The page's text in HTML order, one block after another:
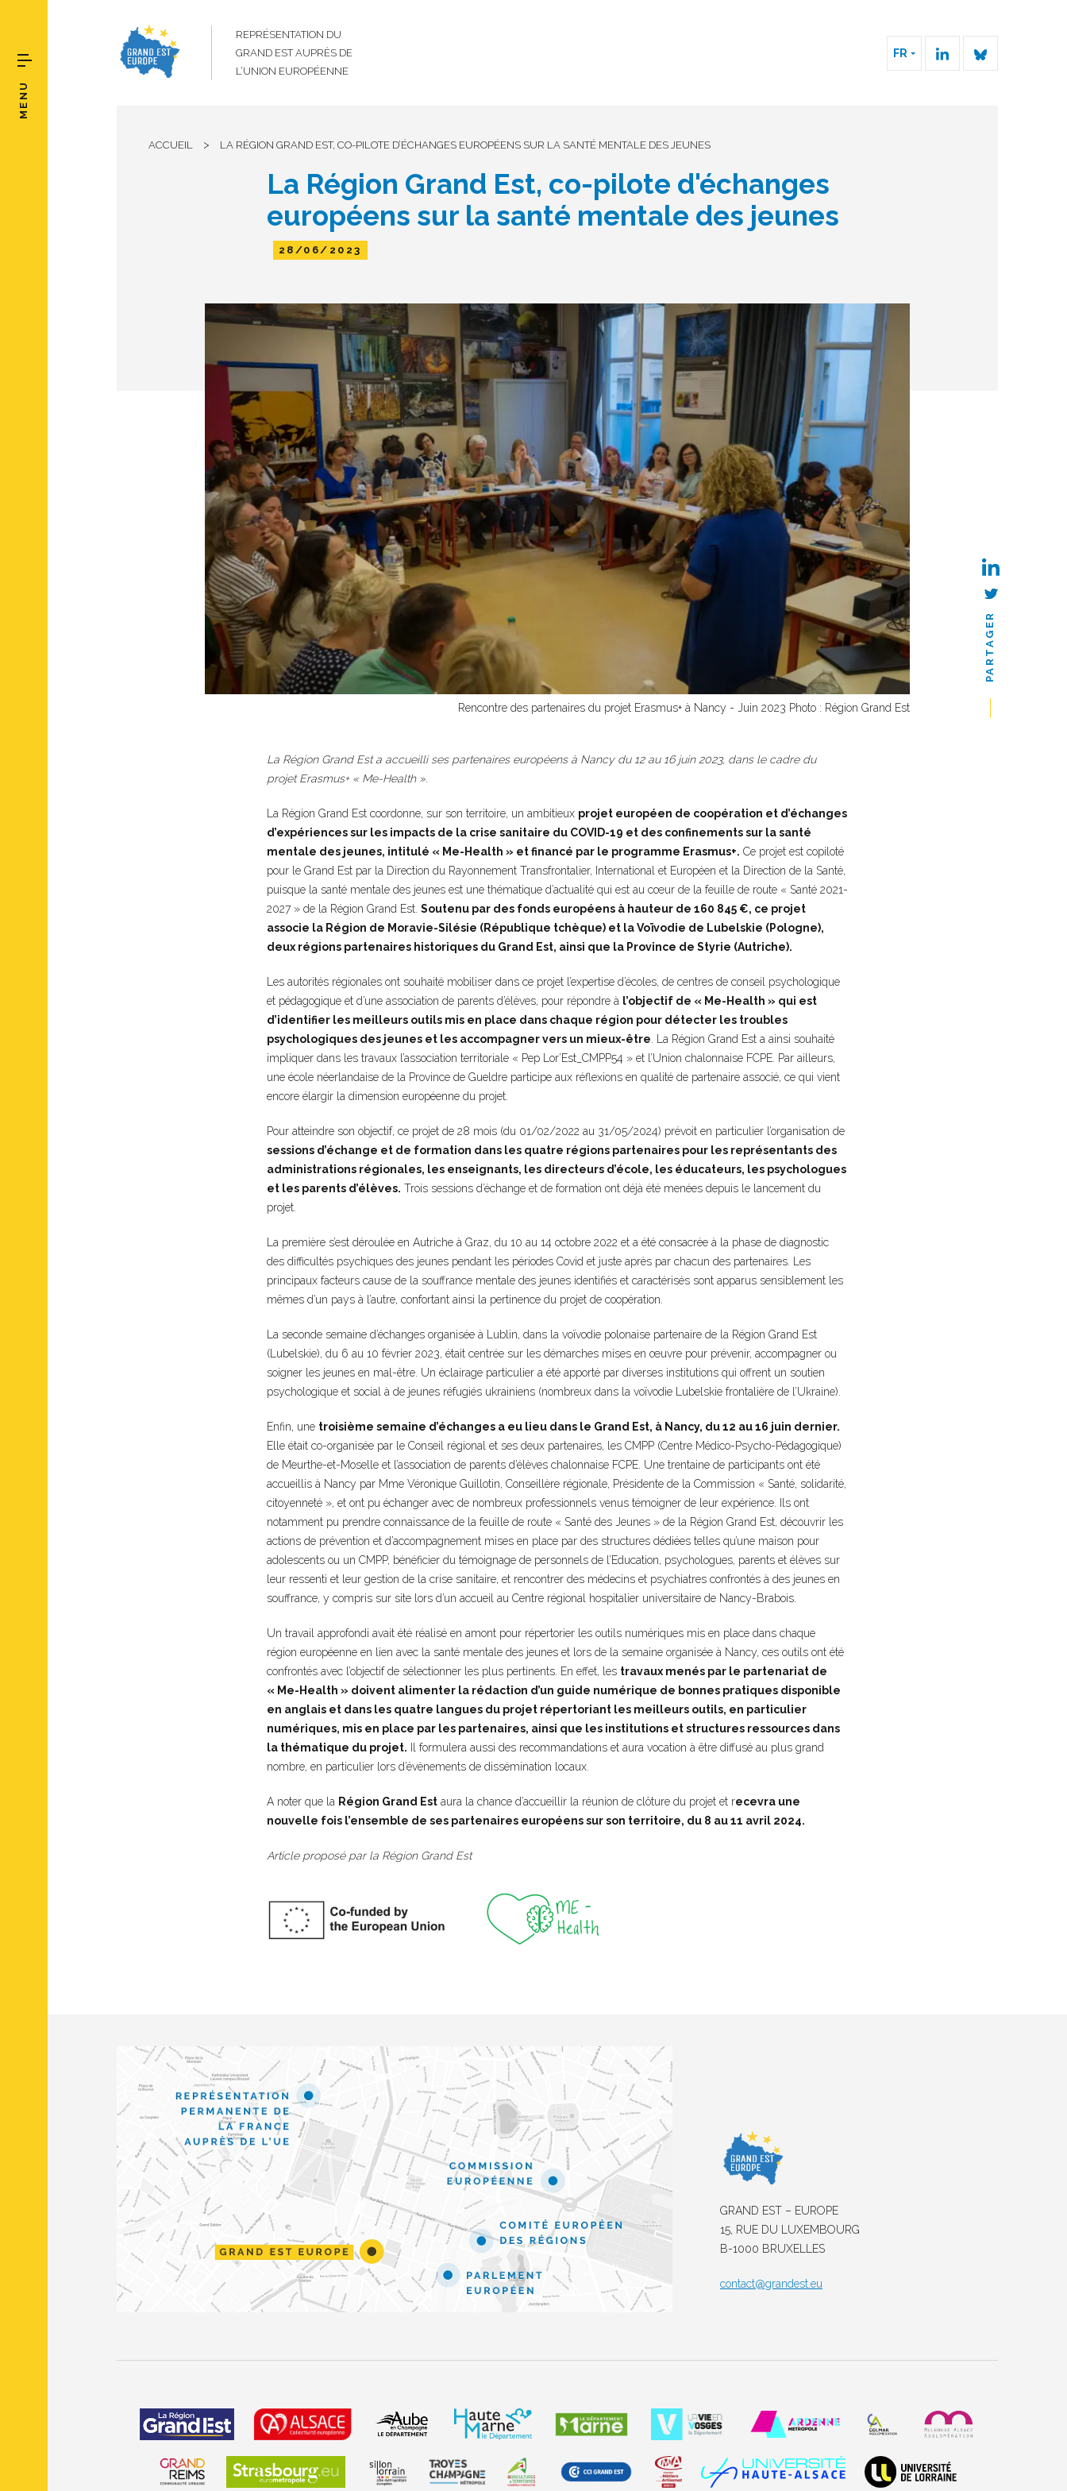
REPRÉSENTATION DU
GRAND EST AUPRÈS DE
L’UNION EUROPÉENNE
FR
MENU
ACCUEIL > LA RÉGION GRAND EST, CO-PILOTE D’ÉCHANGES EUROPÉENS SUR LA SANTÉ MENTALE DES JEUNES
La Région Grand Est, co-pilote d'échanges
européens sur la santé mentale des jeunes
28/06/2023
Rencontre des partenaires du projet Erasmus+ à Nancy - Juin 2023 Photo : Région Grand Est
PARTAGER
La Région Grand Est a accueilli ses partenaires européens à Nancy du 12 au 16 juin 2023, dans le cadre du
projet Erasmus+ « Me-Health ».
La Région Grand Est coordonne, sur son territoire, un ambitieux projet européen de coopération et d’échanges
d’expériences sur les impacts de la crise sanitaire du COVID-19 et des confinements sur la santé
mentale des jeunes, intitulé « Me-Health » et financé par le programme Erasmus+. Ce projet est copiloté
pour le Grand Est par la Direction du Rayonnement Transfrontalier, International et Européen et la Direction de la Santé,
puisque la santé mentale des jeunes est une thématique d’actualité qui est au cœur de la feuille de route « Santé 2021-
2027 » de la Région Grand Est. Soutenu par des fonds européens à hauteur de 160 845 €, ce projet
associe la Région de Moravie-Silésie (République tchèque) et la Voïvodie de Lubelskie (Pologne),
deux régions partenaires historiques du Grand Est, ainsi que la Province de Styrie (Autriche).
Les autorités régionales ont souhaité mobiliser dans ce projet l’expertise d’écoles, de centres de conseil psychologique
et pédagogique et d’une association de parents d’élèves, pour répondre à l’objectif de « Me-Health » qui est
d’identifier les meilleurs outils mis en place dans chaque région pour détecter les troubles
psychologiques des jeunes et les accompagner vers un mieux-être. La Région Grand Est a ainsi souhaité
impliquer dans les travaux l’association territoriale « Pep Lor’Est_CMPP54 » et l’Union chalonnaise FCPE. Par ailleurs,
une école néerlandaise de la Province de Gueldre participe aux réflexions en qualité de partenaire associé, ce qui vient
encore élargir la dimension européenne du projet.
Pour atteindre son objectif, ce projet de 28 mois (du 01/02/2022 au 31/05/2024) prévoit en particulier l’organisation de
sessions d’échange et de formation dans les quatre régions partenaires pour les représentants des
administrations régionales, les enseignants, les directeurs d’école, les éducateurs, les psychologues
et les parents d’élèves. Trois sessions d’échange et de formation ont déjà été menées depuis le lancement du
projet.
La première s’est déroulée en Autriche à Graz, du 10 au 14 octobre 2022 et a été consacrée à la phase de diagnostic
des difficultés psychiques des jeunes pendant les périodes Covid et juste après par chacun des partenaires. Les
principaux facteurs cause de la souffrance mentale des jeunes identifiés et caractérisés sont apparus sensiblement les
mêmes d’un pays à l’autre, confortant ainsi la pertinence du projet de coopération.
La seconde semaine d’échanges organisée à Lublin, dans la voïvodie polonaise partenaire de la Région Grand Est
(Lubelskie), du 6 au 10 février 2023, était centrée sur les démarches mises en œuvre pour prévenir, accompagner ou
soigner les jeunes en mal-être. Un éclairage particulier a été apporté par diverses institutions qui offrent un soutien
psychologique et social à de jeunes réfugiés ukrainiens (nombreux dans la voïvodie Lubelskie frontalière de l’Ukraine).
Enfin, une troisième semaine d’échanges a eu lieu dans le Grand Est, à Nancy, du 12 au 16 juin dernier.
Elle était co-organisée par le Conseil régional et ses deux partenaires, les CMPP (Centre Médico-Psycho-Pédagogique)
de Meurthe-et-Moselle et l’association de parents d’élèves chalonnaise FCPE. Une trentaine de participants ont été
accueillis à Nancy par Mme Véronique Guillotin, Conseillère régionale, Présidente de la Commission « Santé, solidarité,
citoyenneté », et ont pu échanger avec de nombreux professionnels venus témoigner de leur expérience. Ils ont
notamment pu prendre connaissance de la feuille de route « Santé des Jeunes » de la Région Grand Est, découvrir les
actions de prévention et d’accompagnement mises en place par des structures dédiées telles qu’une maison pour
adolescents ou un CMPP, bénéficier du témoignage de personnels de l’Education, psychologues, parents et élèves sur
leur ressenti et leur gestion de la crise sanitaire, et rencontrer des médecins et psychiatres confrontés à des jeunes en
souffrance, y compris sur site lors d’un accueil au Centre régional hospitalier universitaire de Nancy-Brabois.
Un travail approfondi avait été réalisé en amont pour répertorier les outils numériques mis en place dans chaque
région européenne en lien avec la santé mentale des jeunes et lors de la semaine organisée à Nancy, ces outils ont été
confrontés avec l’objectif de sélectionner les plus pertinents. En effet, les travaux menés par le partenariat de
« Me-Health » doivent alimenter la rédaction d’un guide numérique de bonnes pratiques disponible
en anglais et dans les quatre langues du projet répertoriant les meilleurs outils, en particulier
numériques, mis en place par les partenaires, ainsi que les institutions et structures ressources dans
la thématique du projet. Il formulera aussi des recommandations et aura vocation à être diffusé au plus grand
nombre, en particulier lors d’évènements de dissémination locaux.
A noter que la Région Grand Estaura la chance d’accueillir la réunion de clôture du projet et recevra une
nouvelle fois l’ensemble de ses partenaires européens sur son territoire, du 8 au 11 avril 2024.
Article proposé par la Région Grand Est
GRAND EST – EUROPE
15, RUE DU LUXEMBOURG
B-1000 BRUXELLES
contact@grandest.eu